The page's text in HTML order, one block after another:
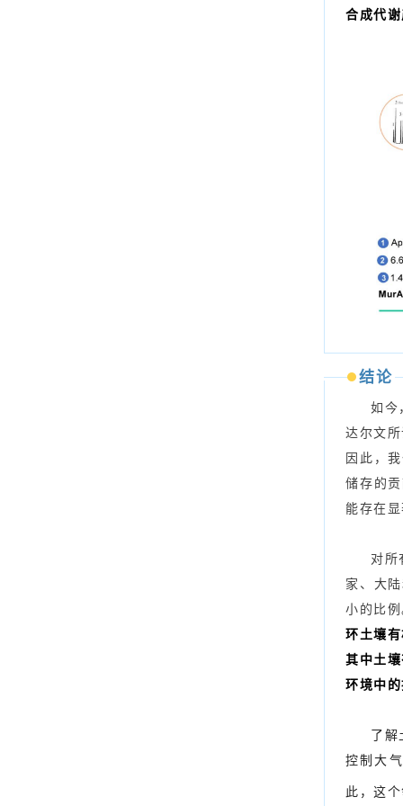
合成代
结论
如今
达尔文
因此，
储存的
能存在
对所
家、大
小的比
环土壤
其中土
环境中
了解
控制大
此，这